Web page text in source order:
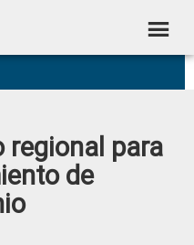
regional para
de